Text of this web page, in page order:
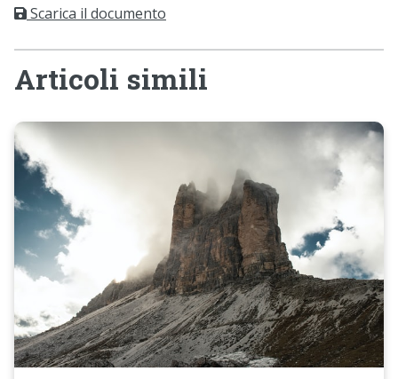
Scarica il documento
Articoli simili